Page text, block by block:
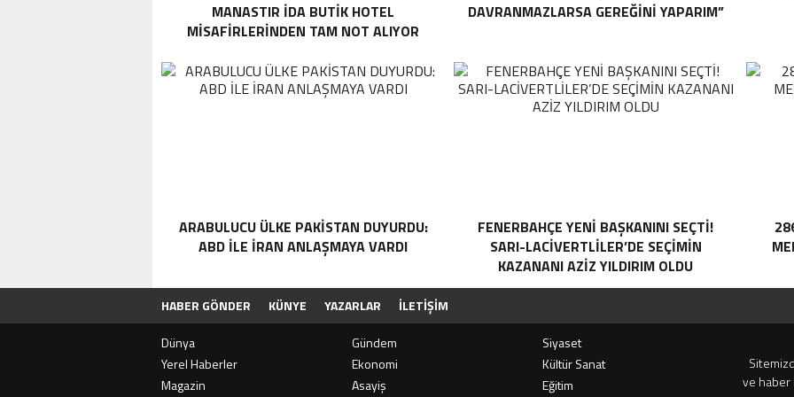
MANASTIR İDA BUTIK HOTEL
MISAFIRLERINDEN TAM NOT ALIYOR
DAVRANMAZLARSA GEREĞINI YAPARIM”
ARABULUCU ÜLKE PAKISTAN DUYURDU:
ABD ILE İRAN ANLAŞMAYA VARDI
FENERBAHÇE YENI BAŞKANINI SEÇTI!
SARI-LACIVERTLILER’DE SEÇIMIN
KAZANANI AZIZ YILDIRIM OLDU
HABER GÖNDER KÜNYE YAZARLAR
İLETIŞIM
Dünya
Gündem
Siyaset
Yerel Haberler
Ekonomi
Kültür Sanat
Magazin
Asayiş Eğitim
ve haber
ERUH-DER’IN GELENEKSEL PIKNIĞINE REKOR KATILIM KAZDAĞLARI’NIN GÖZDESI